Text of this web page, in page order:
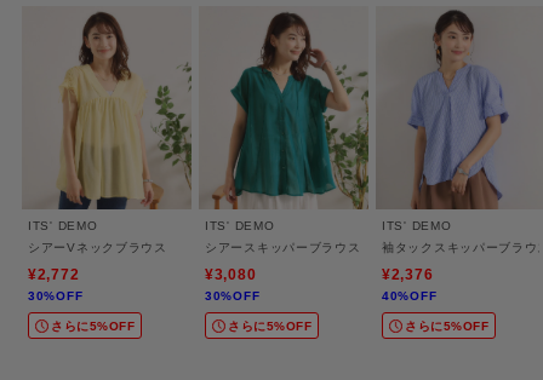
※照明の関係により、実際よりも色味が違って見える場合があります。ま
た、パソコン・スマートフォンなどの環境により、若干製品と画像のカラー
が異なる場合もございます。
----------------------------------------
★お気に入り登録がおすすめ★
▽気になる商品はハートマークをクリック！
・再入荷やセールの通知をお知らせ
・お気に入り一覧からいつでもチェック
ITS' DEMO
シアーVネックブラウス
¥2,772
30%OFF
さらに5%OFF
ITS' DEMO
シアースキッパーブラウス
¥3,080
30%OFF
さらに5%OFF
ITS' DEMO
袖タックスキッパーブラウ
¥2,376
40%OFF
さらに5%OFF